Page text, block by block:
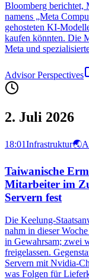
Bloomberg berichtet,
namens „Meta
gehosteten KI-
kaufen könnten. Die
Meta und
Advisor Perspectives
2. Juli 2026
18:01Infrastruktur🌏
Taiwanische
Mitarbeiter im
Servern fest
Die Keelung-
nahm in dieser
in Gewahrsam; zwei
freigelassen.
Servern mit Nvidia-
was Folgen für